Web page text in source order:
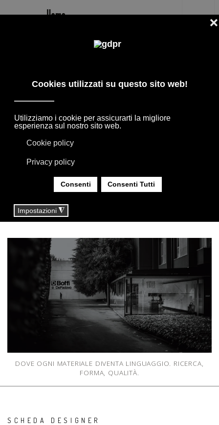
I MIGLIORI DESIGNERS + ARCHITETTI, LE
COLLABORAZIONI CON I BRAND
D'ARREDAMENTO CASA. I PRODOTTI
NASCONO DALL'INCONTRO CON I DESIGNER
INTERNAZIONALI, GRAZIE ALLA LORO
ESPERIENZA DANNO VITA A COLLEZIONI
SEI QUI:HOME | DESIGNER | DESIGNERS
CRS BOFFI | DE PADOVA DESIGNER
DOVE OGNI MATERIALE DIVENTA LINGUAGGIO. RICERCA,
FORMA, QUALITÀ.
SCHEDA DESIGNER